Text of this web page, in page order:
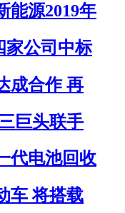
能源2019年
家公司中标
成合作 再
巨头联手
代电池回收
车 将搭载